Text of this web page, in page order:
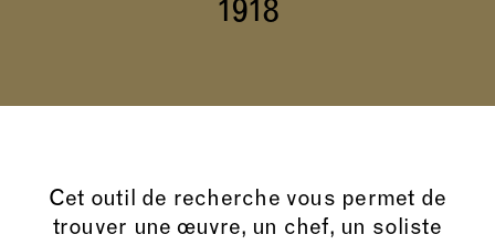
1918
Cet outil de recherche vous permet de
trouver une œuvre, un chef, un soliste